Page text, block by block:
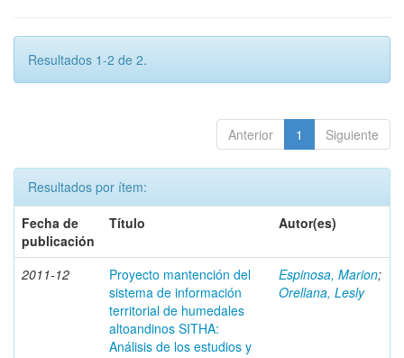
Resultados 1-2 de 2.
Anterior 1 Siguiente
Resultados por ítem:
Fecha de
publicación
Título Autor(es)
2011-12
Proyecto mantención del
sistema de información
territorial de humedales
altoandinos SITHA:
Análisis de los estudios y
Espinosa, Marion;
Orellana, Lesly